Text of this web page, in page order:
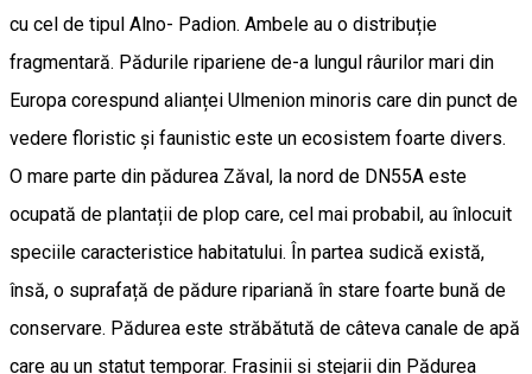
cu cel de tipul Alno- Padion. Ambele au o distribuție
fragmentară. Pădurile ripariene de-a lungul râurilor mari din
Europa corespund alianței Ulmenion minoris care din punct de
vedere floristic și faunistic este un ecosistem foarte divers.
O mare parte din pădurea Zăval, la nord de DN55A este
ocupată de plantații de plop care, cel mai probabil, au înlocuit
speciile caracteristice habitatului. În partea sudică există,
însă, o suprafață de pădure ripariană în stare foarte bună de
conservare. Pădurea este străbătută de câteva canale de apă
care au un statut temporar. Frasinii și stejarii din Pădurea